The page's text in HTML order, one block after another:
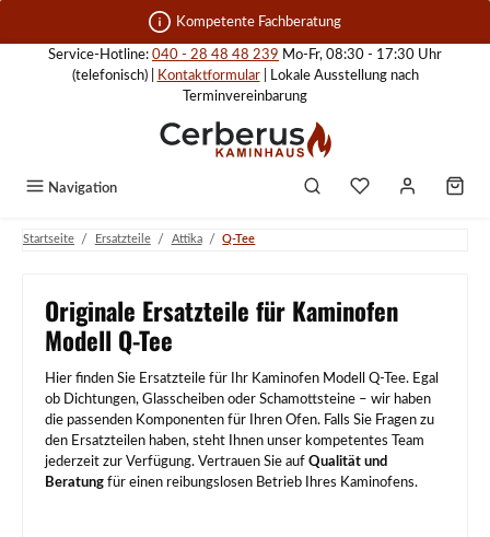
Zum Hauptinhalt springen Kompetente Fachberatung
Service-Hotline: 040 - 28 48 48 239 Mo-Fr, 08:30 - 17:30 Uhr
(telefonisch) |
Kontaktformular| Lokale Ausstellung nach
Terminvereinbarung
Navigation
Startseite / Ersatzteile / Attika / Q-Tee
Originale Ersatzteile für Kaminofen
Modell Q-Tee
Hier finden Sie Ersatzteile für Ihr Kaminofen Modell Q-Tee. Egal
ob Dichtungen, Glasscheiben oder Schamottsteine – wir haben
die passenden Komponenten für Ihren Ofen. Falls Sie Fragen zu
den Ersatzteilen haben, steht Ihnen unser kompetentes Team
jederzeit zur Verfügung. Vertrauen Sie auf Qualität und
Beratung für einen reibungslosen Betrieb Ihres Kaminofens.